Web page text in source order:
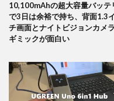
10,100mAhの超大容量バッテ
で3日は余裕で持ち、背面1.3
チ画面とナイトビジョンカメ
ギミックが面白い